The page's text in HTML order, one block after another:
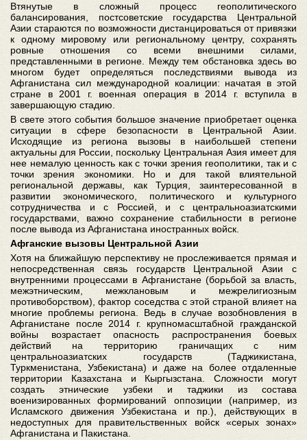
Втянутые в сложный процесс геополитического
балансирования, постсоветские государства Центральной
Азии стараются по возможности дистанцироваться от привязки
к одному мировому или региональному центру, сохранять
ровные отношения со всеми внешними силами,
представленными в регионе. Между тем обстановка здесь во
многом будет определяться последствиями вывода из
Афганистана сил международной коалиции: начатая в этой
стране в 2001 г. военная операция в 2014 г. вступила в
завершающую стадию.
В свете этого события большое значение приобретает оценка
ситуации в сфере безопасности в Центральной Азии.
Исходящие из региона вызовы в наибольшей степени
актуальны для России, поскольку Центральная Азия имеет для
нее немалую ценность как с точки зрения геополитики, так и с
точки зрения экономики. Но и для такой влиятельной
региональной державы, как Турция, заинтересованной в
развитии экономического, политического и культурного
сотрудничества и с Россией, и с центральноазиатскими
государствами, важно сохранение стабильности в регионе
после вывода из Афганистана иностранных войск.
Афганские вызовы Центральной Азии
Хотя на ближайшую перспективу не прослеживается прямая и
непосредственная связь государств Центральной Азии с
внутренними процессами в Афганистане (борьбой за власть,
межэтническим, межклановым и межрелигиозным
противоборством), фактор соседства с этой страной влияет на
многие проблемы региона. Ведь в случае возобновления в
Афганистане после 2014 г. крупномасштабной гражданской
войны возрастает опасность распространения боевых
действий на территорию граничащих с ним
центральноазиатских государств (Таджикистана,
Туркменистана, Узбекистана) и даже на более отдаленные
территории Казахстана и Кыргызстана. Сложности могут
создать этнические узбеки и таджики из состава
военизированных формирований оппозиции (например, из
Исламского движения Узбекистана и пр.), действующих в
недоступных для правительственных войск «серых зонах»
Афганистана и Пакистана.